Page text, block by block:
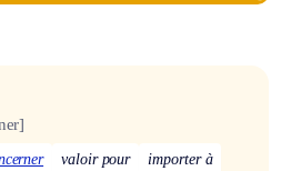
valoir pour
importer à